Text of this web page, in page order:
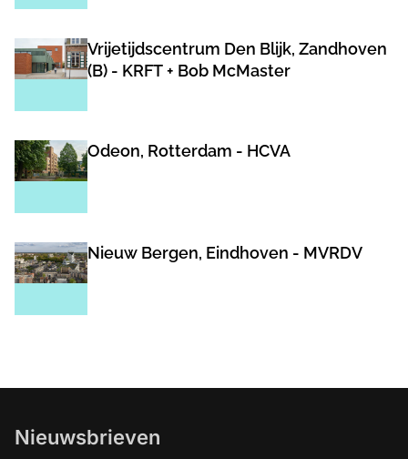
Vrijetijdscentrum Den Blijk, Zandhoven
(B) - KRFT + Bob McMaster
Odeon, Rotterdam - HCVA
Nieuw Bergen, Eindhoven - MVRDV
Nieuwsbrieven